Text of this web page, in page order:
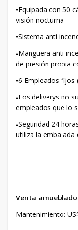
▫️Equipada con 50
visión nocturna
▫️Sistema anti
▫️Manguera anti
de presión propia
▫️6 Empleados fijos
▫️Los deliverys no
empleados que lo
▫️Seguridad 24
utiliza la embajada
Venta
Mantenimiento: